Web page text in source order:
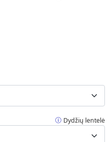
Dydžių lentelė